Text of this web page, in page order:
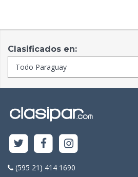
Clasificados en:
(595 21) 414 1690